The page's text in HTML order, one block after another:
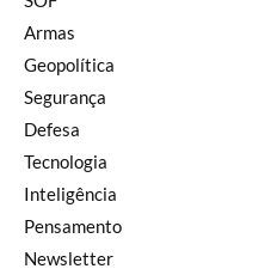
Armas
Geopolítica
Segurança
Defesa
Tecnologia
Inteligência
Pensamento
Newsletter